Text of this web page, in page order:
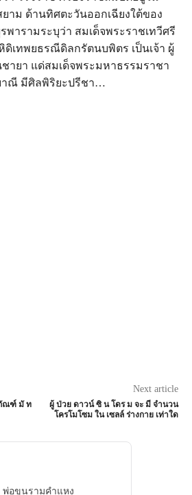
ยาม ด้านทิศตะวันออกเฉียงใต้ของ
ารามระบุว่า สมเด็จพระราชเทวีศรี
เทพยธรณีดิลกรัตนบพิตร เป็นเจ้า ผู้
ายา แด่สมเด็จพระมหาธรรมราชา
ณี มีศิลพิริยะปรีชา…
ณฑ์ มั ท
Next article
ผู้ ป่วย ดาวน์ ซิ น โดร ม จะ มี จำนวน
โครโมโซม ใน เซลล์ ร่างกาย เท่าใด
อขุนรามคำแหง